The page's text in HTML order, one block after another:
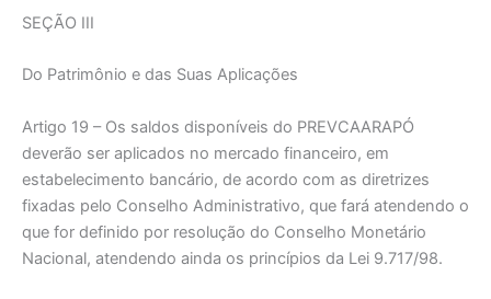
SEÇÃO III
Do Patrimônio e das Suas Aplicações
Artigo 19 – Os saldos disponíveis do PREVCAARAPÓ
deverão ser aplicados no mercado financeiro, em
estabelecimento bancário, de acordo com as diretrizes
fixadas pelo Conselho Administrativo, que fará atendendo o
que for definido por resolução do Conselho Monetário
Nacional, atendendo ainda os princípios da Lei 9.717/98.